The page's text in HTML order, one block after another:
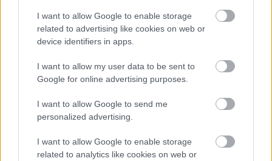
I want to allow Google to enable storage
related to advertising like cookies on web or
device identifiers in apps.
I want to allow my user data to be sent to
Google for online advertising purposes.
I want to allow Google to send me
personalized advertising.
I want to allow Google to enable storage
related to analytics like cookies on web or
Magyar tervezőtől érkezik a Captain's Chair
StarTrekker•2024. július 03.
Mindig öröm, amikor az embernek két hobbija
összetalálkozik. A Star Trekestársasjátékokkal